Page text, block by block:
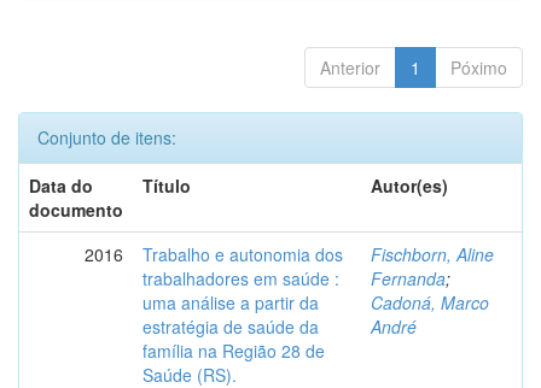
Anterior 1 Póximo
Conjunto de itens:
Data do
documento
Título Autor(es)
2016
Trabalho e autonomia dos
trabalhadores em saúde :
uma análise a partir da
estratégia de saúde da
família na Região 28 de
Saúde (RS).
Fischborn, Aline
Fernanda;
Cadoná, Marco
André